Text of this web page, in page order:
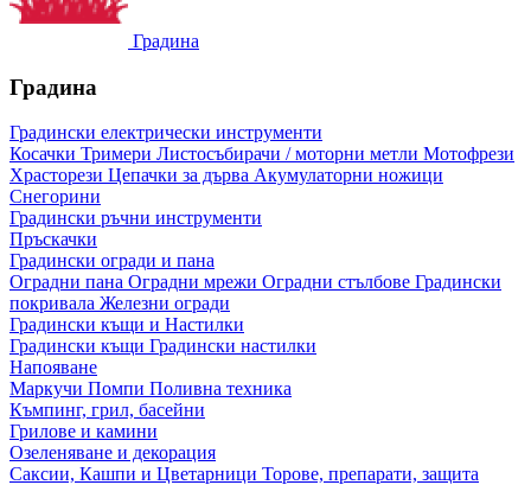
Градина
Градина
Градински електрически инструменти
Косачки Тримери Листосъбирачи / моторни метли Мотофрези
Храсторези Цепачки за дърва Акумулаторни ножици
Снегорини
Градински ръчни инструменти
Пръскачки
Градински огради и пана
Оградни пана Оградни мрежи Оградни стълбове Градински
покривала Железни огради
Градински къщи и Настилки
Градински къщи Градински настилки
Напояване
Маркучи Помпи Поливна техника
Къмпинг, грил, басейни
Грилове и камини
Озеленяване и декорация
Саксии, Кашпи и Цветарници Торове, препарати, защита